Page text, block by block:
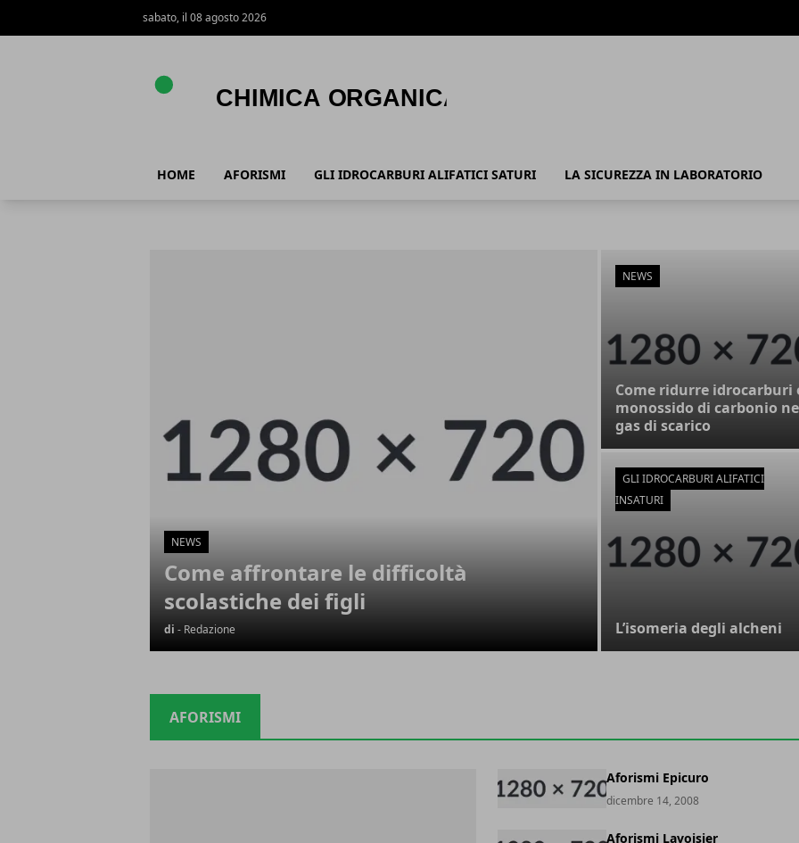
sabato, il 08 agosto 2026
HOME AFORISMI GLI IDROCARBURI ALIFATICI SATURI LA SICUREZZA IN LABORATORIO
NEWS
Come affrontare le difficoltà
scolastiche dei figli
di - Redazione
NEWS
Come ridurre idrocarburi
monossido di carbonio
gas di scarico
GLI IDROCARBURI ALIFATICI
INSATURI
L’isomeria degli alcheni
AFORISMI
Aforismi Epicuro
dicembre 14, 2008
Aforismi Lavoisier